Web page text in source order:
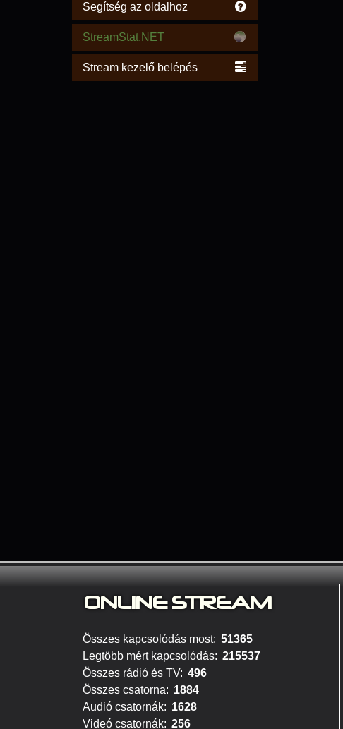
Segítség az oldalhoz
StreamStat.NET
Stream kezelő belépés
ONLINE STREAM
Összes kapcsolódás most: 51365
Legtöbb mért kapcsolódás: 215537
Összes rádió és TV: 496
Összes csatorna: 1884
Audió csatornák: 1628
Videó csatornák: 256